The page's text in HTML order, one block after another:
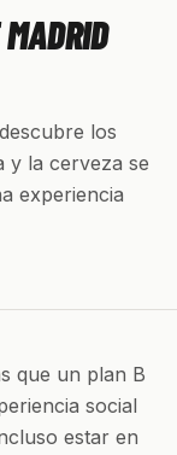
los
y la cerveza se
experiencia
que un plan B
social
estar en